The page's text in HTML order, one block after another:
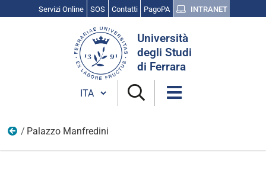
Servizi Online SOS Contatti PagoPA INTRANET
Università
degli Studi
di Ferrara
Cambia lingua
Parte Specifica dei singoli Edifici Unife
Palazzo Manfredini